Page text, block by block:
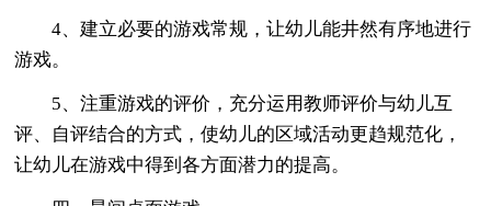
4、建立必要的游戏常规，让幼儿能井然有序地进行
游戏。
5、注重游戏的评价，充分运用教师评价与幼儿互
评、自评结合的方式，使幼儿的区域活动更趋规范化，
让幼儿在游戏中得到各方面潜力的提高。